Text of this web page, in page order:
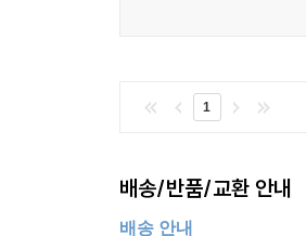
1
배송/반품/교환 안내
배송 안내